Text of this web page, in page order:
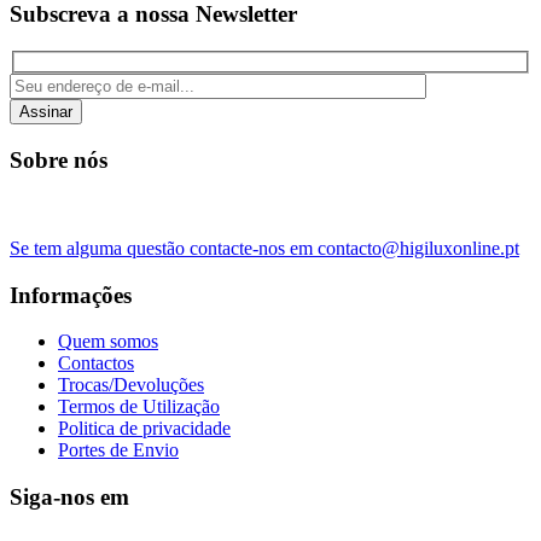
Subscreva a nossa Newsletter
Assinar
Sobre nós
Se tem alguma questão contacte-nos em contacto@higiluxonline.pt
Informações
Quem somos
Contactos
Trocas/Devoluções
Termos de Utilização
Politica de privacidade
Portes de Envio
Siga-nos em